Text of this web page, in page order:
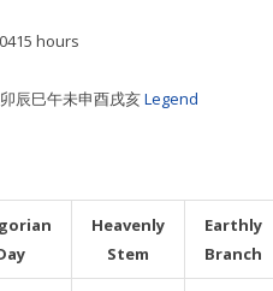
hours
辰巳午未申酉戌亥Legend
Heavenly
Stem
Earthly
Branch